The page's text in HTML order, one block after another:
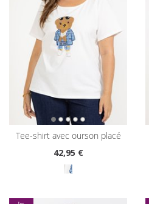
tee-shirt avec ourson placé
42,95 €